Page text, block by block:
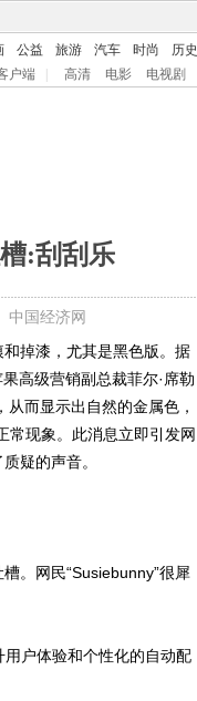
公益 旅游 汽车 时尚 历史
户端 高清 电影 电视剧
:刮刮乐
中国经济网
掉漆，尤其是黑色版。据
高级营销副总裁菲尔·席勒
而显示出自然的金属色，
常现象。此消息立即引发网
疑的声音。
。网民“Susiebunny”很犀
户体验和个性化的自动配